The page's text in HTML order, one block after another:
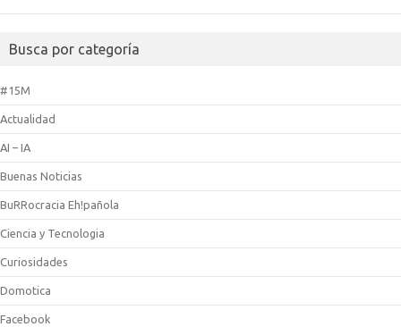
Busca por categoría
#15M
Actualidad
AI – IA
Buenas Noticias
BuRRocracia Eh!pañola
Ciencia y Tecnologia
Curiosidades
Domotica
Facebook